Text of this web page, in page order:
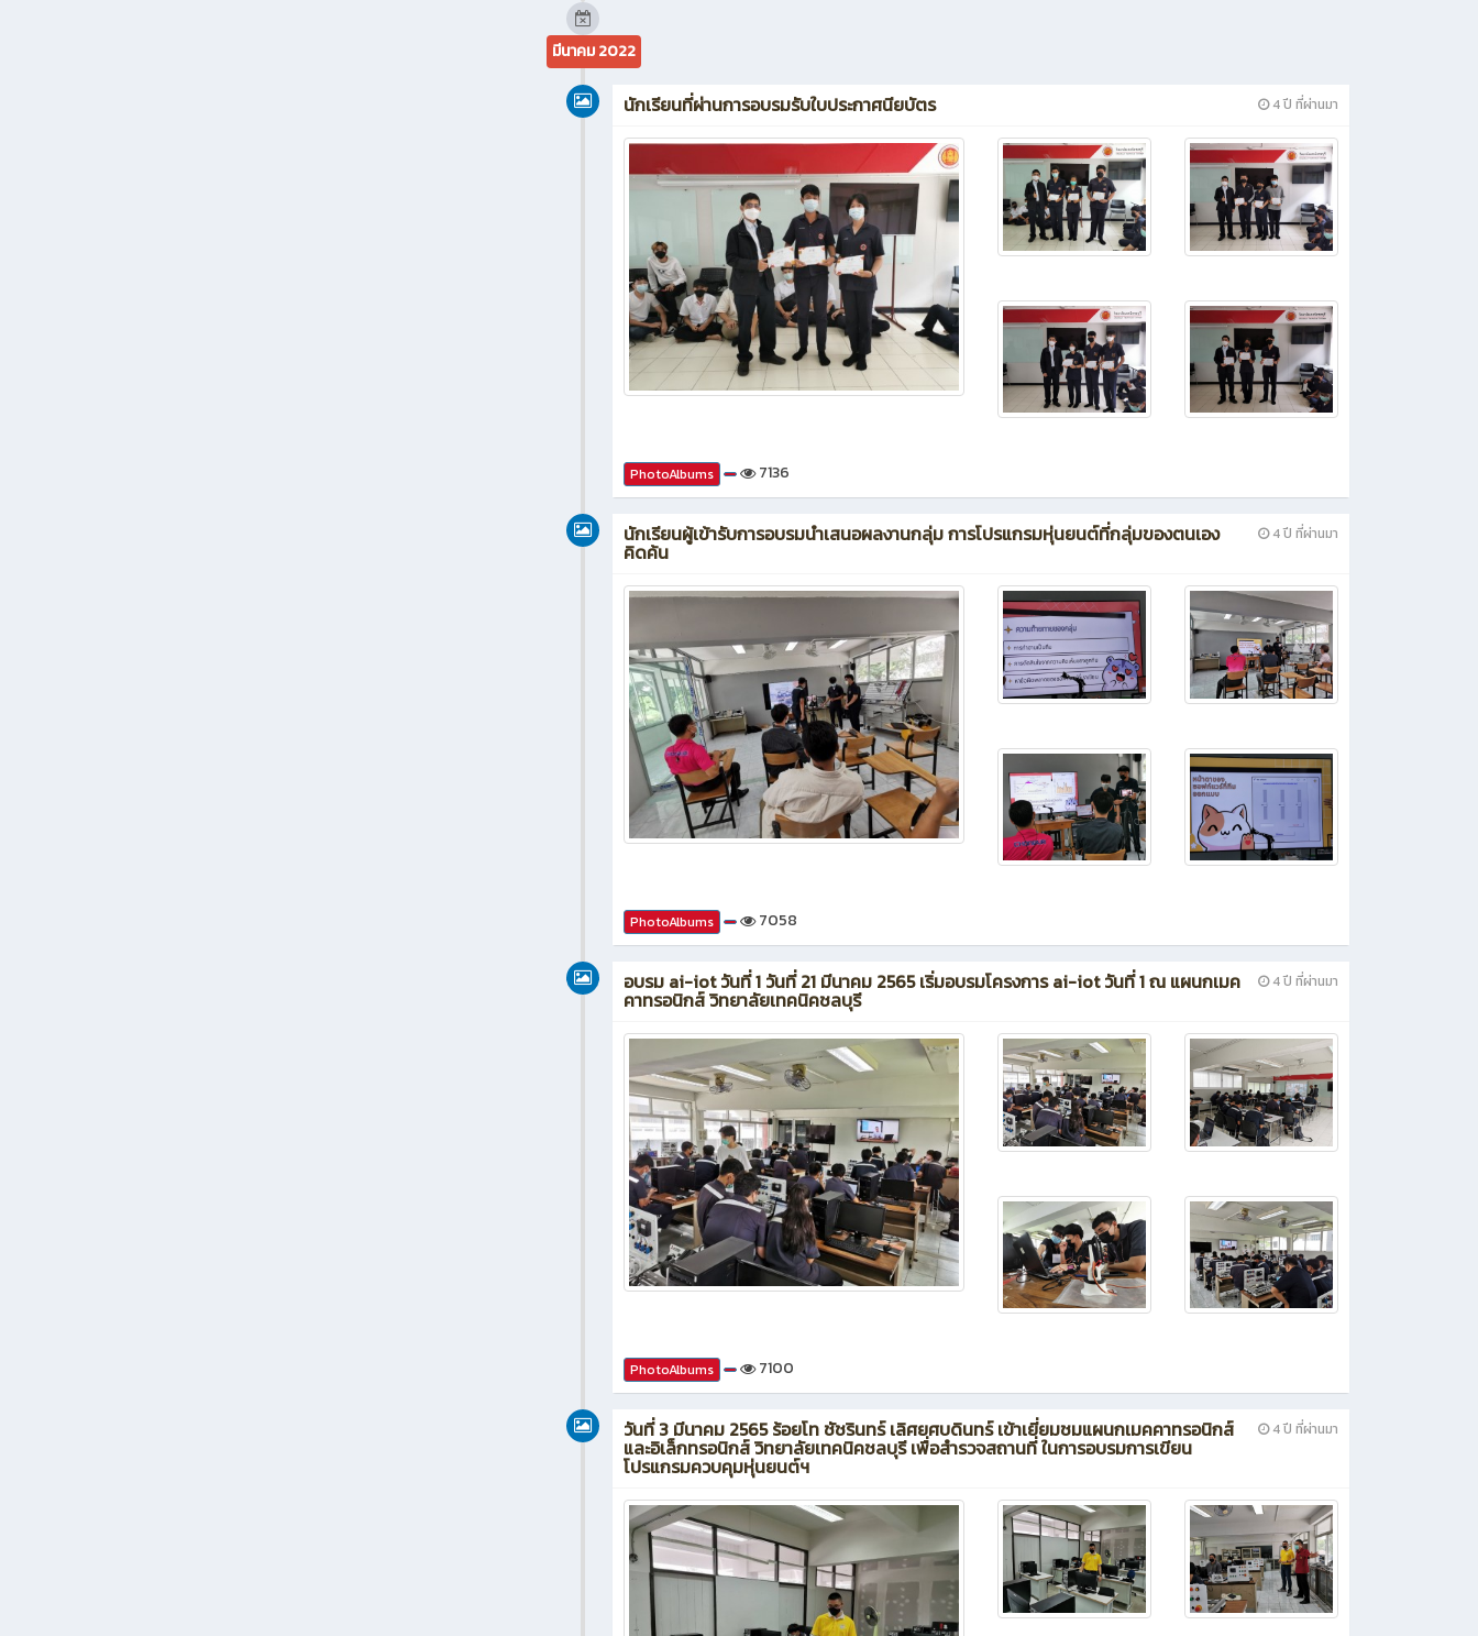
มีนาคม 2022
4 ปี ที่ผ่านมา
นักเรียนที่ผ่านการอบรมรับใบประกาศนียบัตร
PhotoAlbums 7136
4 ปี ที่ผ่านมา
นักเรียนผู้เข้ารับการอบรมนำเสนอผลงานกลุ่ม การโปรแกรมหุ่นยนต์ที่กลุ่มของตนเอง
คิดค้น
PhotoAlbums 7058
4 ปี ที่ผ่านมา
อบรม ai-iot วันที่ 1 วันที่ 21 มีนาคม 2565 เริ่มอบรมโครงการ ai-iot วันที่ 1 ณ แผนกเมค
คาทรอนิกส์ วิทยาลัยเทคนิคชลบุรี
PhotoAlbums 7100
4 ปี ที่ผ่านมา
วันที่ 3 มีนาคม 2565 ร้อยโท ชัชรินทร์ เลิศยศบดินทร์ เข้าเยี่ยมชมแผนกเมคคาทรอนิกส์
และอิเล็กทรอนิกส์ วิทยาลัยเทคนิคชลบุรี เพื่อสำรวจสถานที่ ในการอบรมการเขียน
โปรแกรมควบคุมหุ่นยนต์ฯ